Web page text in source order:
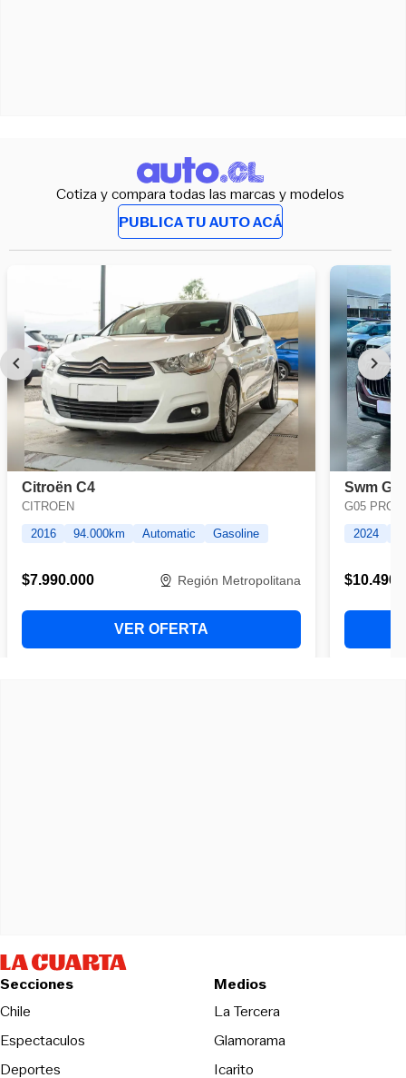
Cotiza y compara todas las marcas y modelos
PUBLICA TU AUTO ACÁ
Secciones
Chile
Espectaculos
Deportes
Medios
La TerceraOpens in new
Glamorama
Icarito